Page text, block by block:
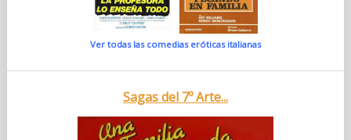
Ver todas las comedias eróticas italianas
Sagas del 7º Arte...